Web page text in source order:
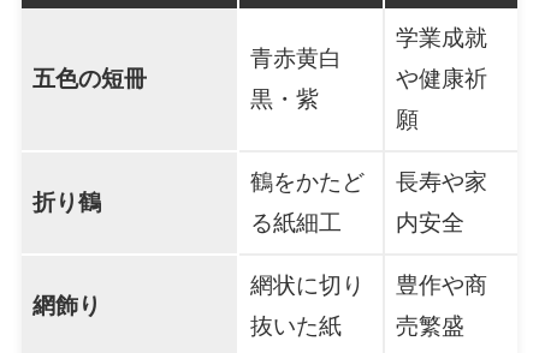
五色の短冊
青赤黄白
黒・紫
学業成就
や健康祈
願
折り鶴
鶴をかたど
る紙細工
長寿や家
内安全
網飾り
網状に切り
抜いた紙
豊作や商
売繁盛